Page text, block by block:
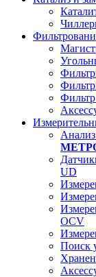
Анализ
UD
OCV
Поиск